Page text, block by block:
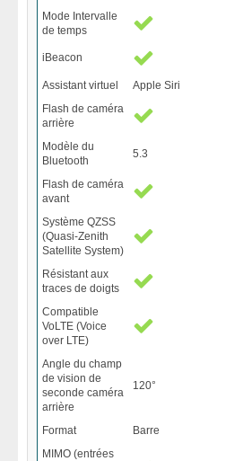
Mode Intervalle
de temps
iBeacon
Assistant virtuel
Apple Siri
Flash de caméra
arrière
Modèle du
Bluetooth
5.3
Flash de caméra
avant
Système QZSS
(Quasi-Zenith
Satellite System)
Résistant aux
traces de doigts
Compatible
VoLTE (Voice
over LTE)
Angle du champ
de vision de
seconde caméra
arrière
120°
Format
Barre
MIMO (entrées